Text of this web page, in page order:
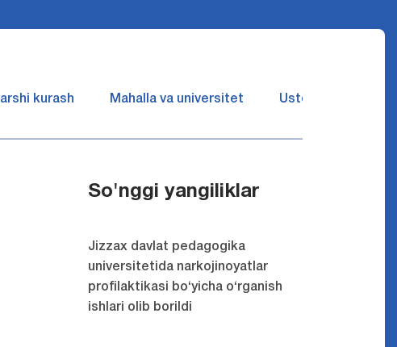
kurash Mahalla va universitet Ustozlar suhbatin
So'nggi yangiliklar
Jizzax davlat pedagogika
universitetida narkojinoyatlar
profilaktikasi bo‘yicha o‘rganish
ishlari olib borildi